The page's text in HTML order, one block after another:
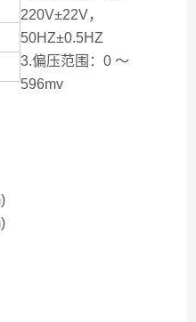
220V±22V，
50HZ±0.5HZ
3.偏压范围：0 ～
596mv